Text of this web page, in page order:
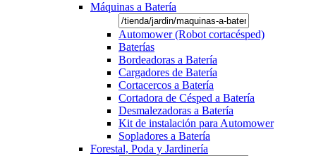
Máquinas a Batería
Automower (Robot cortacésped)
Baterías
Bordeadoras a Batería
Cargadores de Batería
Cortacercos a Batería
Cortadora de Césped a Batería
Desmalezadoras a Batería
Kit de instalación para Automower
Sopladores a Batería
Forestal, Poda y Jardinería